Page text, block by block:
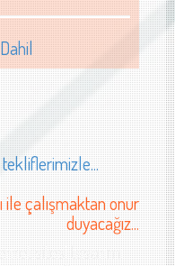
ile çalışmaktan onur
duyacağız...
sitesi tasarımı